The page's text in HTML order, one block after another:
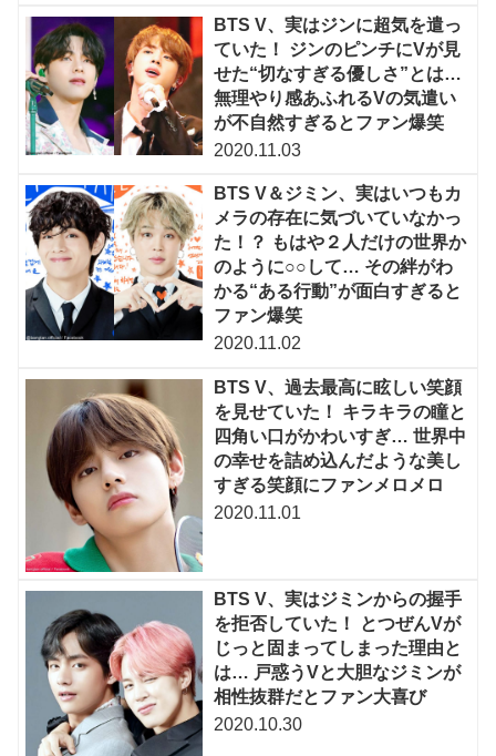
BTS V、実はジンに超気を遣っ
ていた！ ジンのピンチにVが見
せた“切なすぎる優しさ”とは…
無理やり感あふれるVの気遣い
が不自然すぎるとファン爆笑
2020.11.03
BTS V＆ジミン、実はいつもカ
メラの存在に気づいていなかっ
た！？ もはや２人だけの世界か
のように○○して… その絆がわ
かる“ある行動”が面白すぎると
ファン爆笑
2020.11.02
BTS V、過去最高に眩しい笑顔
を見せていた！ キラキラの瞳と
四角い口がかわいすぎ… 世界中
の幸せを詰め込んだような美し
すぎる笑顔にファンメロメロ
2020.11.01
BTS V、実はジミンからの握手
を拒否していた！ とつぜんVが
じっと固まってしまった理由と
は… 戸惑うVと大胆なジミンが
相性抜群だとファン大喜び
2020.10.30